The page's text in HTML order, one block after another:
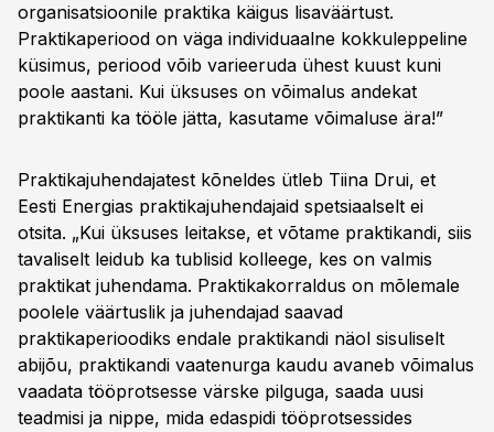
organisatsioonile praktika käigus lisaväärtust.
Praktikaperiood on väga individuaalne kokkuleppeline
küsimus, periood võib varieeruda ühest kuust kuni
poole aastani. Kui üksuses on võimalus andekat
praktikanti ka tööle jätta, kasutame võimaluse ära!”
Praktikajuhendajatest kõneldes ütleb Tiina Drui, et
Eesti Energias praktikajuhendajaid spetsiaalselt ei
otsita. „Kui üksuses leitakse, et võtame praktikandi, siis
tavaliselt leidub ka tublisid kolleege, kes on valmis
praktikat juhendama. Praktikakorraldus on mõlemale
poolele väärtuslik ja juhendajad saavad
praktikaperioodiks endale praktikandi näol sisuliselt
abijõu, praktikandi vaatenurga kaudu avaneb võimalus
vaadata tööprotsesse värske pilguga, saada uusi
teadmisi ja nippe, mida edaspidi tööprotsessides